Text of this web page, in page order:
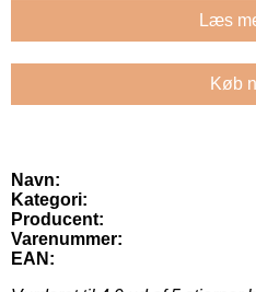
Læs
Køb
Navn:
Kategori:
Producent:
Varenummer:
EAN: